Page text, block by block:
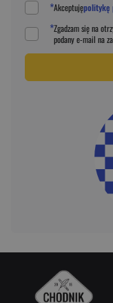
*Akceptujępolitykę
*Zgadzam się na
podanye-mail na